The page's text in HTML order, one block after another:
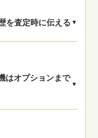
を査定時に伝える
はオプションまで